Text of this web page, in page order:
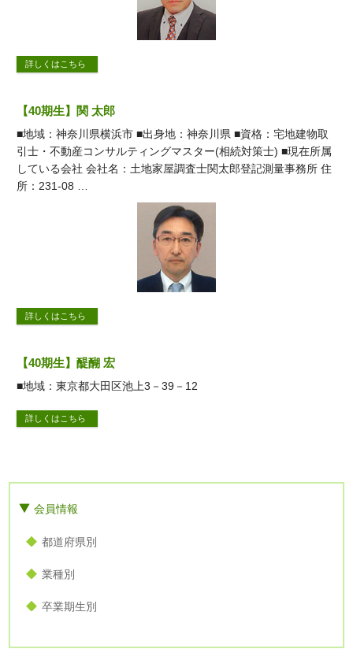
詳しくはこちら
【40期生】関 太郎
■地域：神奈川県横浜市 ■出身地：神奈川県 ■資格：宅地建物取
引士・不動産コンサルティングマスター(相続対策士) ■現在所属
している会社 会社名：土地家屋調査士関太郎登記測量事務所 住
所：231-08 …
詳しくはこちら
【40期生】醍醐 宏
■地域：東京都大田区池上3－39－12
詳しくはこちら
会員情報
都道府県別
業種別
卒業期生別